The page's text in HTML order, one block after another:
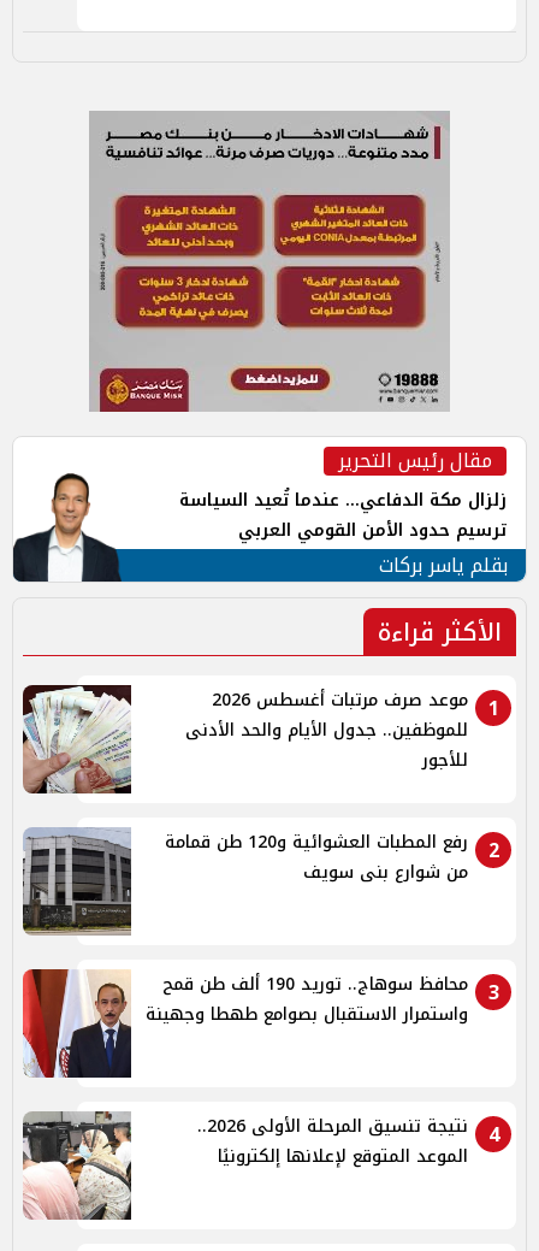
مقال رئيس التحرير
زلزال مكة الدفاعي... عندما تُعيد السياسة
ترسيم حدود الأمن القومي العربي
بقلم ياسر بركات
الأكثر قراءة
1
موعد صرف مرتبات أغسطس 2026
للموظفين.. جدول الأيام والحد الأدنى
للأجور
2
رفع المطبات العشوائية و120 طن قمامة
من شوارع بنى سويف
3
محافظ سوهاج.. توريد 190 ألف طن قمح
واستمرار الاستقبال بصوامع طهطا وجهينة
4
نتيجة تنسيق المرحلة الأولى 2026..
الموعد المتوقع لإعلانها إلكترونيًا